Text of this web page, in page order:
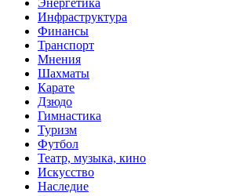
Энергетика
Инфраструктура
Финансы
Транспорт
Мнения
Шахматы
Карате
Дзюдо
Гимнастика
Туризм
Футбол
Театр, музыка, кино
Искусство
Наследие